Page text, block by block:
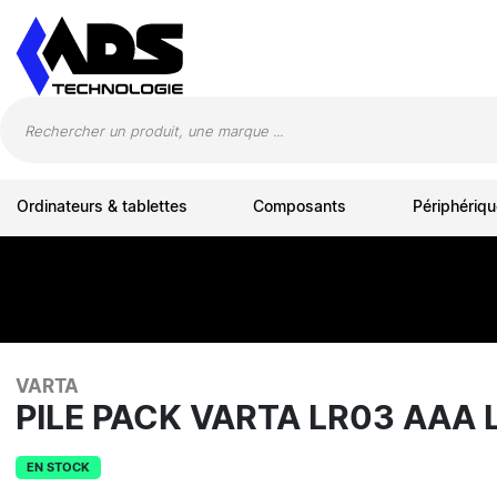
Ordinateurs & tablettes Composants
VARTA
PILE PACK VARTA LR03 AAA
EN STOCK